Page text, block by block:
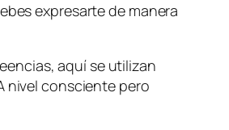
expresarte de manera
aquí se utilizan
nivel consciente pero